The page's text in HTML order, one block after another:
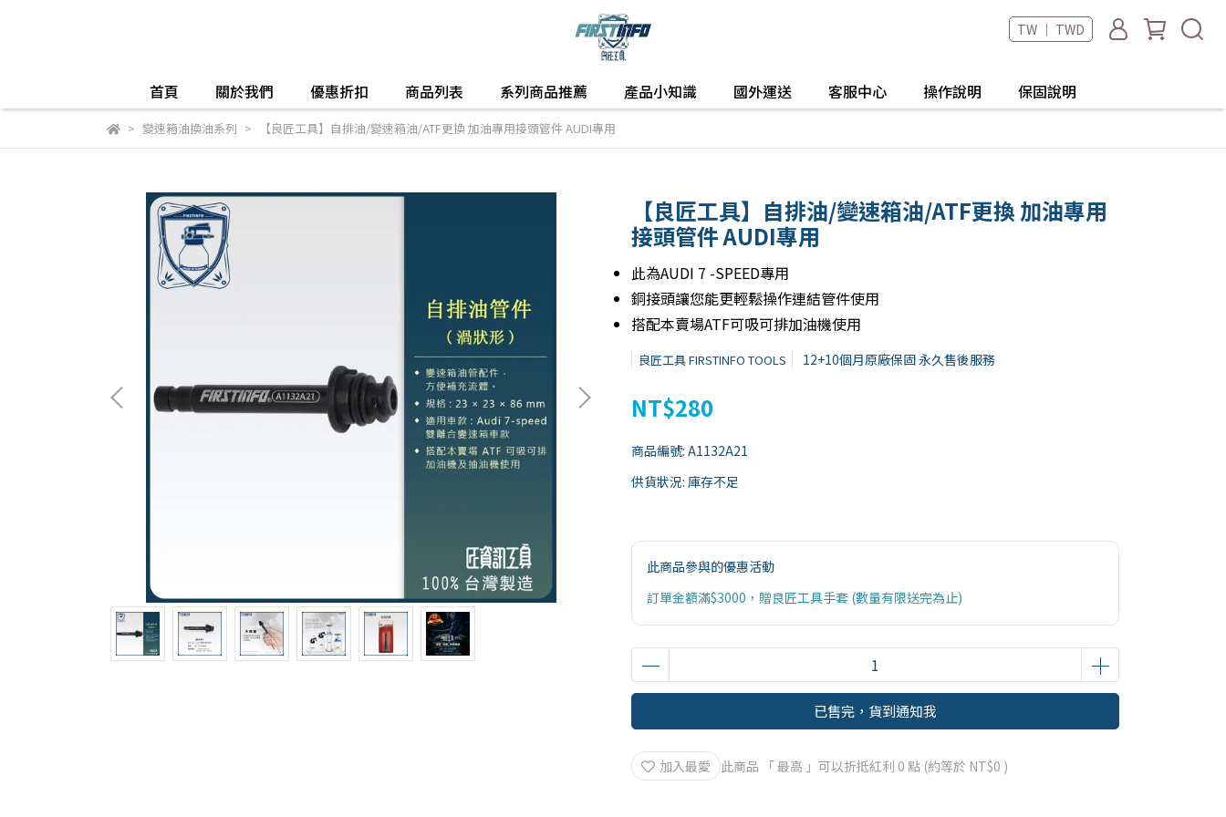
TW ｜ TWD
首頁 關於我們 優惠折扣 商品列表 系列商品推薦 產品小知識 國外運送 客服中心 操作說明 保固說明
變速箱油換油系列 【良匠工具】自排油/變速箱油/ATF更換 加油專用接頭管件 AUDI專用
【良匠工具】自排油/變速箱油/ATF更換 加油專用
接頭管件 AUDI專用
此為AUDI 7 -SPEED專用
銅接頭讓您能更輕鬆操作連結管件使用
搭配本賣場ATF可吸可排加油機使用
良匠工具 FIRSTINFO TOOLS 12+10個月原廠保固 永久售後服務
NT$280
商品編號: A1132A21
供貨狀況: 庫存不足
此商品參與的優惠活動
訂單金額滿$3000，贈良匠工具手套 (數量有限送完為止)
已售完，貨到通知我
加入最愛 此商品 「 最高 」可以折抵紅利 0 點 (約等於 NT$0 )